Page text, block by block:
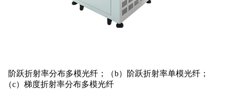
阶跃折射率分布多模光纤；（b）阶跃折射率单模光纤；
（c）梯度折射率分布多模光纤